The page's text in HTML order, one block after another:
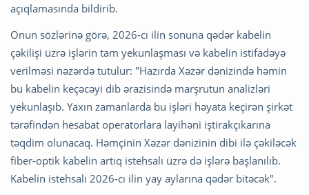
açıqlamasında bildirib.
Onun sözlərinə görə, 2026-cı ilin sonuna qədər kabelin
çəkilişi üzrə işlərin tam yekunlaşması və kabelin istifadəyə
verilməsi nəzərdə tutulur: "Hazırda Xəzər dənizində həmin
bu kabelin keçəcəyi dib ərazisində marşrutun analizləri
yekunlaşıb. Yaxın zamanlarda bu işləri həyata keçirən şirkət
tərəfindən hesabat operatorlara layihəni iştirakçıkarına
təqdim olunacaq. Həmçinin Xəzər dənizinin dibi ilə çəkiləcək
fiber-optik kabelin artıq istehsalı üzrə də işlərə başlanılıb.
Kabelin istehsalı 2026-cı ilin yay aylarına qədər bitəcək".